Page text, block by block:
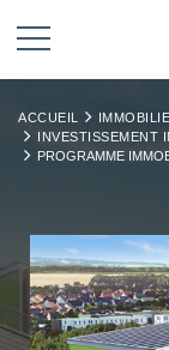
ACCUEIL
INVESTISSEMENT
PROGRAMME